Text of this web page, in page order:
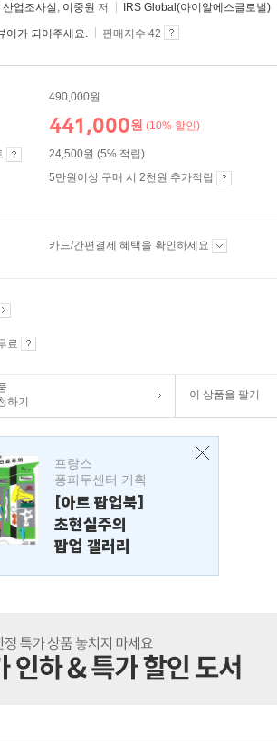
산업조사실 , 이중원 저 IRS Global(아이알에스글로벌)
어가 되어주세요. 판매지수 42
490,000원
441,000원 (10% 할인)
24,500원 (5% 적립)
5만원이상 구매 시 2천원 추가적립
카드/간편결제 혜택을 확인하세요
료
하기
이 상품을 팔기
프랑스
퐁피두센터 기획
[아트 팝업북]
초현실주의
팝업 갤러리